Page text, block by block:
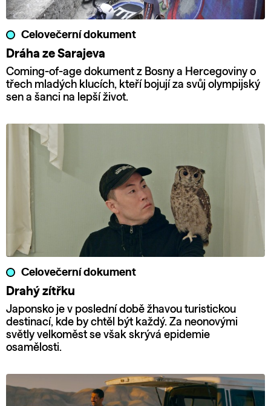
Celovečerní dokument
Dráha ze Sarajeva
Coming-of-age dokument z Bosny a Hercegoviny o
třech mladých klucích, kteří bojují za svůj olympijský
sen a šanci na lepší život.
Celovečerní dokument
Drahý zítřku
Japonsko je v poslední době žhavou turistickou
destinací, kde by chtěl být každý. Za neonovými
světly velkoměst se však skrývá epidemie
osamělosti.